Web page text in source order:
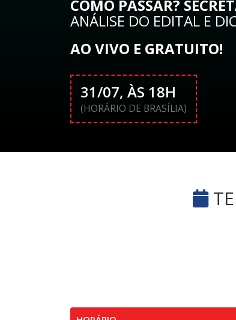
COMO PASSAR?
ANÁLISE DO EDITAL E
AO VIVO E GRATUITO!
31/07, ÀS 18H
(HORÁRIO DE BRASÍLIA)